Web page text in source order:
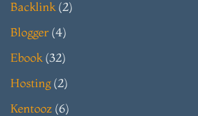
Backlink (2)
Blogger (4)
Ebook (32)
Hosting(2)
Kentooz (6)